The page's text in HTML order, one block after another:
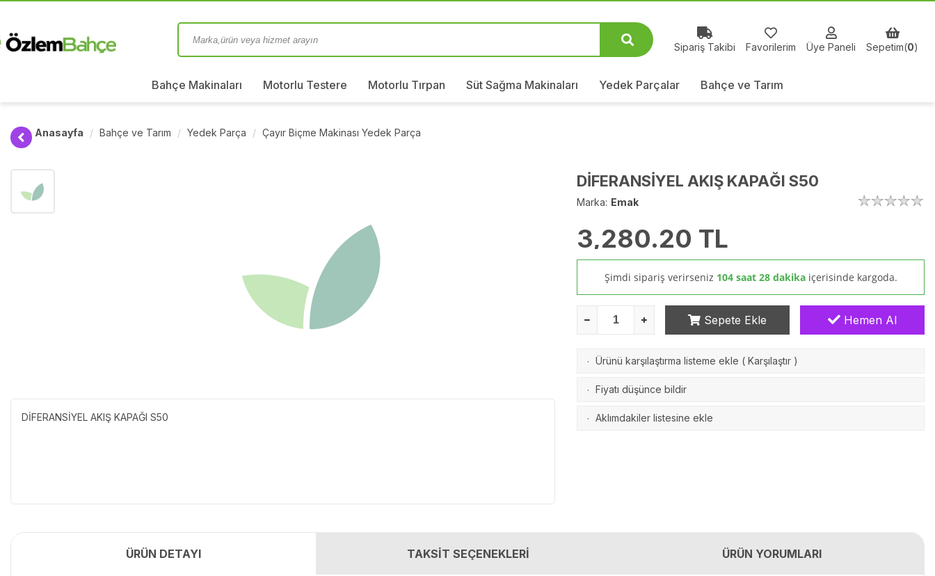
Sipariş Takibi Favorilerim Üye Paneli Sepetim(0)
Bahçe Makinaları Motorlu Testere Motorlu Tırpan Süt Sağma Makinaları Yedek Parçalar Bahçe ve Tarım
Anasayfa Bahçe ve Tarım Yedek Parça Çayır Biçme Makinası Yedek Parça
DİFERANSİYEL AKIŞ KAPAĞI S50
DİFERANSİYEL AKIŞ KAPAĞI S50
Marka: Emak
3,280.20 TL
Şimdi sipariş verirseniz 104 saat 28 dakika içerisinde kargoda.
Sepete Ekle Hemen Al
· Ürünü karşılaştırma listeme ekle ( Karşılaştır )
· Fiyatı düşünce bildir
· Aklımdakiler listesine ekle
ÜRÜN DETAYI TAKSİT SEÇENEKLERİ ÜRÜN YORUMLARI